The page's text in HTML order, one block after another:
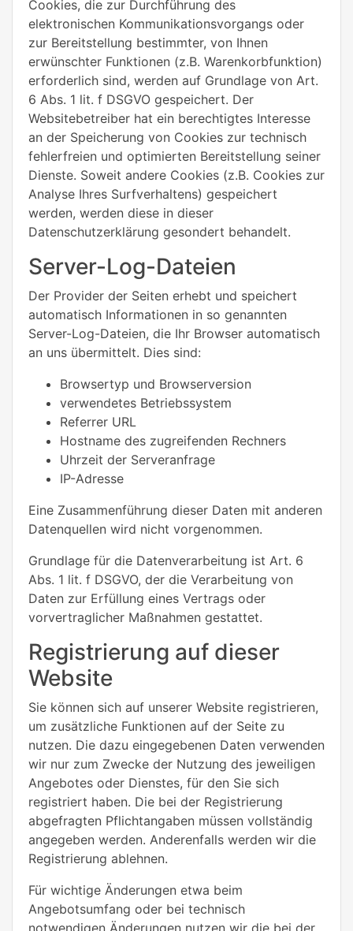
Cookies, die zur Durchführung des
elektronischen Kommunikationsvorgangs oder
zur Bereitstellung bestimmter, von Ihnen
erwünschter Funktionen (z.B. Warenkorbfunktion)
erforderlich sind, werden auf Grundlage von Art.
6 Abs. 1 lit. f DSGVO gespeichert. Der
Websitebetreiber hat ein berechtigtes Interesse
an der Speicherung von Cookies zur technisch
fehlerfreien und optimierten Bereitstellung seiner
Dienste. Soweit andere Cookies (z.B. Cookies zur
Analyse Ihres Surfverhaltens) gespeichert
werden, werden diese in dieser
Datenschutzerklärung gesondert behandelt.
Server-Log-Dateien
Der Provider der Seiten erhebt und speichert
automatisch Informationen in so genannten
Server-Log-Dateien, die Ihr Browser automatisch
an uns übermittelt. Dies sind:
Browsertyp und Browserversion
verwendetes Betriebssystem
Referrer URL
Hostname des zugreifenden Rechners
Uhrzeit der Serveranfrage
IP-Adresse
Eine Zusammenführung dieser Daten mit anderen
Datenquellen wird nicht vorgenommen.
Grundlage für die Datenverarbeitung ist Art. 6
Abs. 1 lit. f DSGVO, der die Verarbeitung von
Daten zur Erfüllung eines Vertrags oder
vorvertraglicher Maßnahmen gestattet.
Registrierung auf dieser
Website
Sie können sich auf unserer Website registrieren,
um zusätzliche Funktionen auf der Seite zu
nutzen. Die dazu eingegebenen Daten verwenden
wir nur zum Zwecke der Nutzung des jeweiligen
Angebotes oder Dienstes, für den Sie sich
registriert haben. Die bei der Registrierung
abgefragten Pflichtangaben müssen vollständig
angegeben werden. Anderenfalls werden wir die
Registrierung ablehnen.
Für wichtige Änderungen etwa beim
Angebotsumfang oder bei technisch
notwendigen Änderungen nutzen wir die bei der